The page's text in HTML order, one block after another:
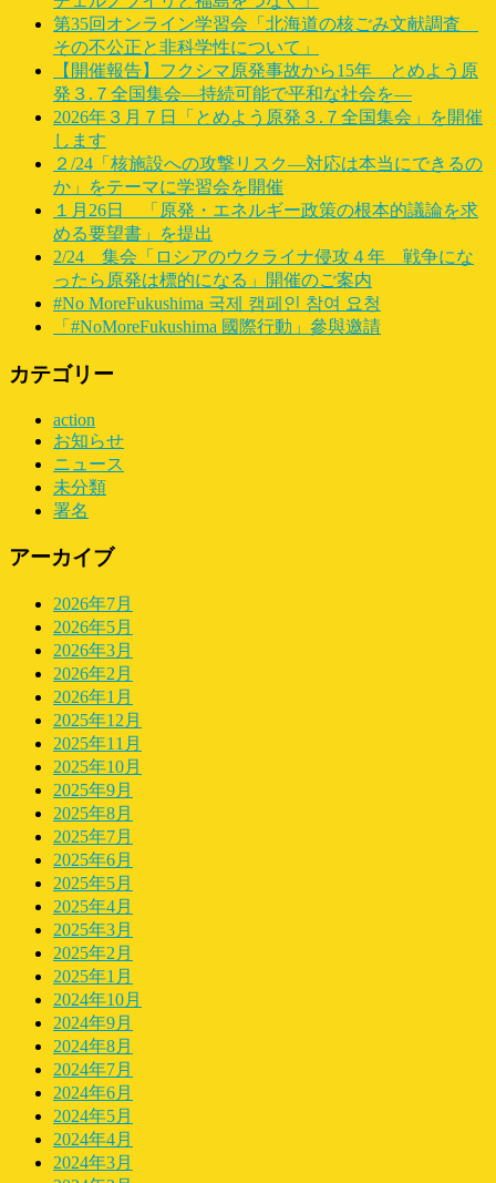
第35回オンライン学習会「北海道の核ごみ文献調査
その不公正と非科学性について」
【開催報告】フクシマ原発事故から15年 とめよう原
発３.７全国集会―持続可能で平和な社会を―
2026年３月７日「とめよう原発３.７全国集会」を開催
します
２/24「核施設への攻撃リスク―対応は本当にできるの
か」をテーマに学習会を開催
１月26日 「原発・エネルギー政策の根本的議論を求
める要望書」を提出
2/24 集会「ロシアのウクライナ侵攻４年 戦争にな
ったら原発は標的になる」開催のご案内
#No MoreFukushima 국제 캠페인 참여 요청
「#NoMoreFukushima 國際行動」參與邀請
カテゴリー
action
お知らせ
ニュース
未分類
署名
アーカイブ
2026年7月
2026年5月
2026年3月
2026年2月
2026年1月
2025年12月
2025年11月
2025年10月
2025年9月
2025年8月
2025年7月
2025年6月
2025年5月
2025年4月
2025年3月
2025年2月
2025年1月
2024年10月
2024年9月
2024年8月
2024年7月
2024年6月
2024年5月
2024年4月
2024年3月